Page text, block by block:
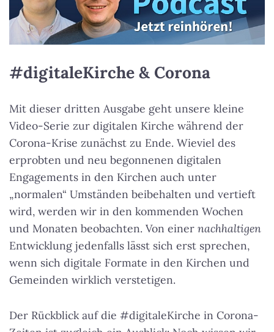
#digitaleKirche & Corona
Mit dieser dritten Ausgabe geht unsere kleine
Video-Serie zur digitalen Kirche während der
Corona-Krise zunächst zu Ende. Wieviel des
erprobten und neu begonnenen digitalen
Engagements in den Kirchen auch unter
„normalen“ Umständen beibehalten und vertieft
wird, werden wir in den kommenden Wochen
und Monaten beobachten. Von einer nachhaltigen
Entwicklung jedenfalls lässt sich erst sprechen,
wenn sich digitale Formate in den Kirchen und
Gemeinden wirklich verstetigen.
Der Rückblick auf die #digitaleKirche in Corona-